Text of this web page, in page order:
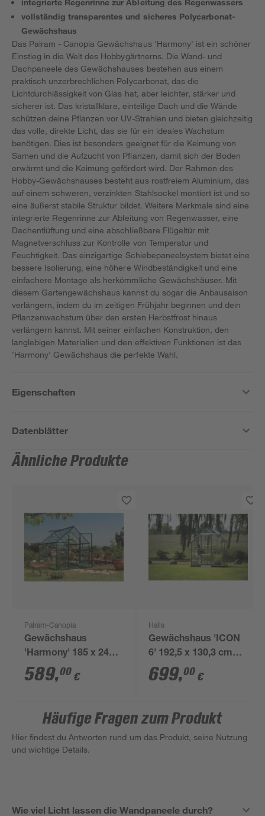
integrierte Regenrinne zur Ableitung des Regenwassers
vollständig transparentes und sicheres Polycarbonat-
Gewächshaus
Das Palram - Canopia Gewächshaus 'Harmony' ist ein schöner
Einstieg in die Welt des Hobbygärtnerns. Die Wand- und
Dachpaneele des Gewächshauses bestehen aus einem
praktisch unzerbrechlichen Polycarbonat, das die
Lichtdurchlässigkeit von Glas hat, aber leichter, stärker und
sicherer ist. Das kristallklare, einteilige Dach und die Wände
schützen deine Pflanzen vor UV-Strahlen und bieten gleichzeitig
das volle, direkte Licht, das sie für ein ideales Wachstum
benötigen. Dies ist besonders geeignet für die Keimung von
Samen und die Aufzucht von Pflanzen, damit sich der Boden
erwärmt und die Keimung gefördert wird. Der Rahmen des
Hobby-Gewächshauses besteht aus rostfreiem Aluminium, das
auf einem schweren, verzinkten Stahlsockel montiert ist und so
eine äußerst stabile Struktur bildet. Weitere Merkmale sind eine
integrierte Regenrinne zur Ableitung von Regenwasser, eine
Dachentlüftung und eine abschließbare Flügeltür mit
Magnetverschluss zur Kontrolle von Temperatur und
Feuchtigkeit. Das einzigartige Schiebepaneelsystem bietet eine
bessere Isolierung, eine höhere Windbeständigkeit und eine
einfachere Montage als herkömmliche Gewächshäuser. Mit
diesem Gartengewächshaus kannst du sogar die Anbausaison
verlängern, indem du im zeitigen Frühjahr beginnen und dein
Pflanzenwachstum über den ersten Herbstfrost hinaus
verlängern kannst. Mit seiner einfachen Konstruktion, den
langlebigen Materialien und den effektiven Funktionen ist das
'Harmony' Gewächshaus die perfekte Wahl.
Eigenschaften
Datenblätter
Ähnliche Produkte
Palram-Canopia
Gewächshaus
'Harmony' 185 x 247
cm mit 0,7 mm klaren
Polycarbonatplatten
589,00 €
Halls
Gewächshaus 'ICON
6' 192,5 x 130,3 cm
mit 3 mm Blankglas
aluminiumfarben
699,00 €
Häufige Fragen zum Produkt
Hier findest du Antworten rund um das Produkt, seine Nutzung
und wichtige Details.
Wie viel Licht lassen die Wandpaneele durch?